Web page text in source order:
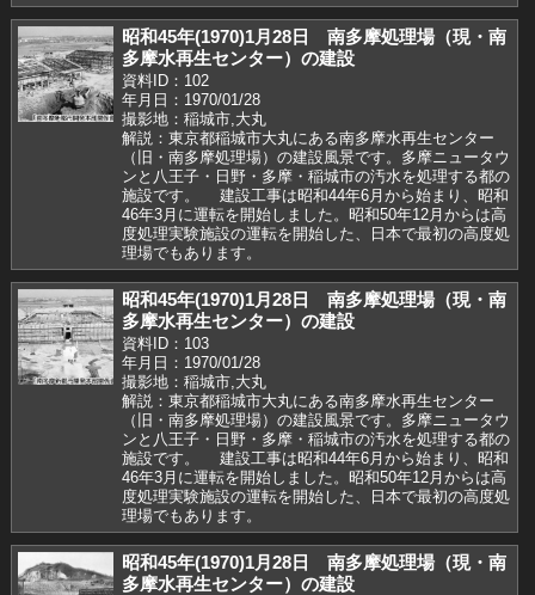
昭和45年(1970)1月28日 南多摩処理場（現・南
多摩水再生センター）の建設
資料ID：102
年月日：1970/01/28
撮影地：稲城市,大丸
解説：東京都稲城市大丸にある南多摩水再生センター
（旧・南多摩処理場）の建設風景です。多摩ニュータウ
ンと八王子・日野・多摩・稲城市の汚水を処理する都の
施設です。 建設工事は昭和44年6月から始まり、昭和
46年3月に運転を開始しました。昭和50年12月からは高
度処理実験施設の運転を開始した、日本で最初の高度処
理場でもあります。
昭和45年(1970)1月28日 南多摩処理場（現・南
多摩水再生センター）の建設
資料ID：103
年月日：1970/01/28
撮影地：稲城市,大丸
解説：東京都稲城市大丸にある南多摩水再生センター
（旧・南多摩処理場）の建設風景です。多摩ニュータウ
ンと八王子・日野・多摩・稲城市の汚水を処理する都の
施設です。 建設工事は昭和44年6月から始まり、昭和
46年3月に運転を開始しました。昭和50年12月からは高
度処理実験施設の運転を開始した、日本で最初の高度処
理場でもあります。
昭和45年(1970)1月28日 南多摩処理場（現・南
多摩水再生センター）の建設